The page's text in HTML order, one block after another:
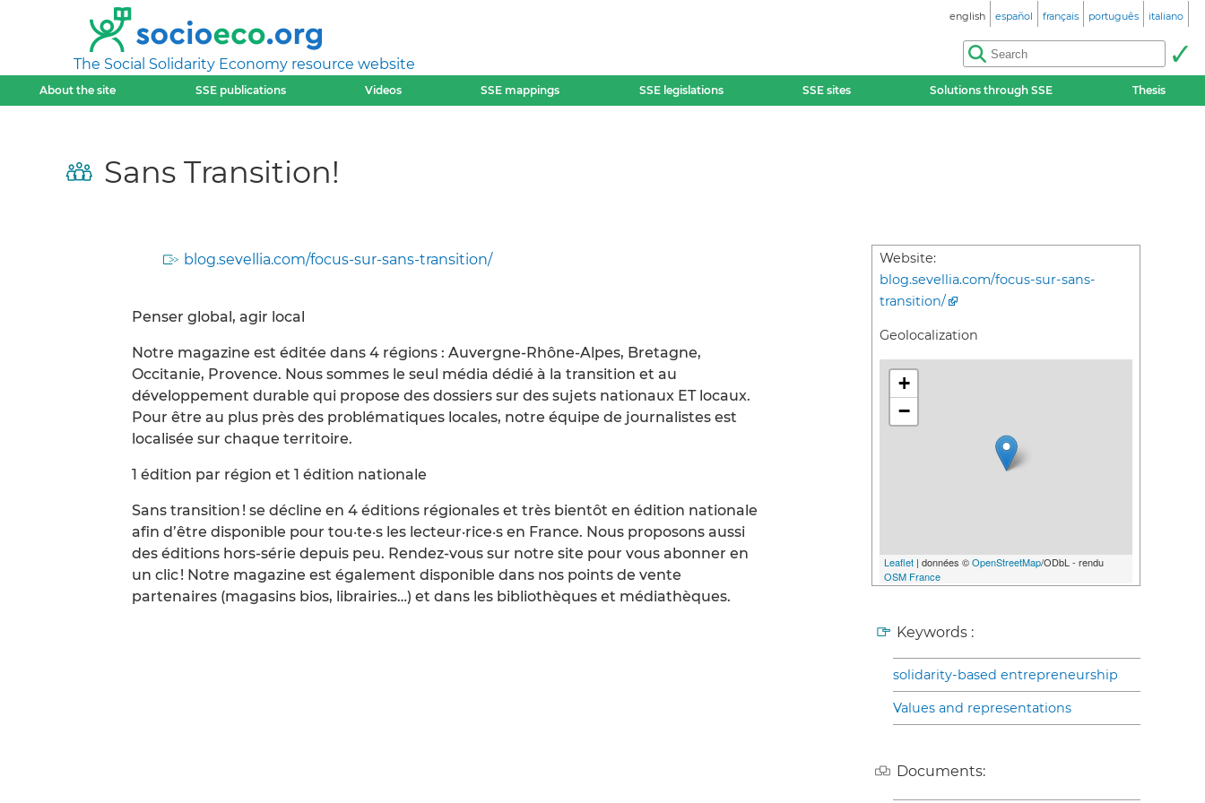
The Social Solidarity Economy resource website
english español français português italiano
About the site SSE publications Videos SSE mappings SSE legislations SSE sites Solutions through SSE Thesis
Sans Transition!
blog.sevellia.com/focus-sur-sans-transition/
Penser global, agir local
Notre magazine est éditée dans 4 régions : Auvergne-Rhône-Alpes, Bretagne,
Occitanie, Provence. Nous sommes le seul média dédié à la transition et au
développement durable qui propose des dossiers sur des sujets nationaux ET locaux.
Pour être au plus près des problématiques locales, notre équipe de journalistes est
localisée sur chaque territoire.
1 édition par région et 1 édition nationale
Sans transition ! se décline en 4 éditions régionales et très bientôt en édition nationale
afin d’être disponible pour tou·te·s les lecteur·rice·s en France. Nous proposons aussi
des éditions hors-série depuis peu. Rendez-vous sur notre site pour vous abonner en
un clic ! Notre magazine est également disponible dans nos points de vente
partenaires (magasins bios, librairies…) et dans les bibliothèques et médiathèques.
Website:
blog.sevellia.com/focus-sur-sans-
transition/
Geolocalization
+
−
Leaflet | données ©OpenStreetMap/ODbL - rendu
OSM France
Keywords :
solidarity-based entrepreneurship
Values and representations
Documents: